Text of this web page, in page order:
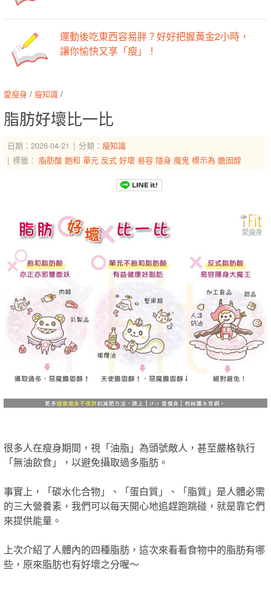
運動後吃東西容易胖？好好把握黃金2小時，
讓你愉快又享「瘦」！
愛瘦身 / 瘦知識 /
脂肪好壞比一比
日期：2026-04-21 分類： 瘦知識
標籤： 脂肪酸 飽和 單元 反式 好壞 易容 隱身 魔鬼 標示為 膽固醇
很多人在瘦身期間，視「油脂」為頭號敵人，甚至嚴格執行
「無油飲食」，以避免攝取過多脂肪。
事實上，「碳水化合物」、「蛋白質」、「脂質」是人體必需
的三大營養素，我們可以每天開心地追趕跑跳碰，就是靠它們
來提供能量。
上次介紹了人體內的四種脂肪，這次來看看食物中的脂肪有哪
些，原來脂肪也有好壞之分喔～